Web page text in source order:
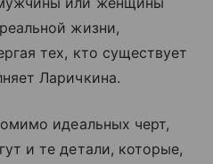
жизни,
тех, кто существует
Ларичкина.
идеальных черт,
и те детали, которые,